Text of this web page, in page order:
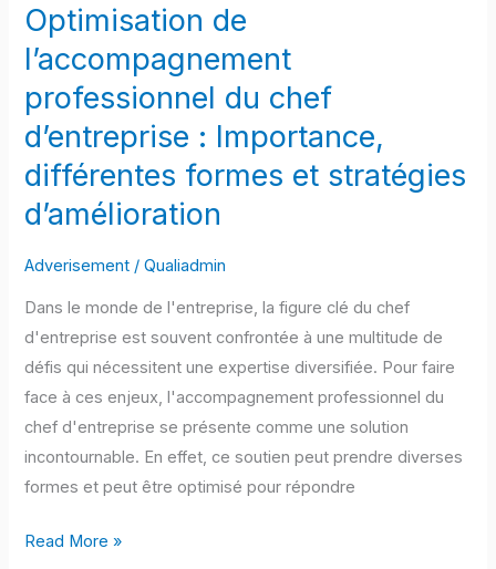
Optimisation de
l’accompagnement
professionnel du chef
d’entreprise : Importance,
différentes formes et stratégies
d’amélioration
Adverisement /Qualiadmin
Dans le monde de l'entreprise, la figure clé du chef
d'entreprise est souvent confrontée à une multitude de
défis qui nécessitent une expertise diversifiée. Pour faire
face à ces enjeux, l'accompagnement professionnel du
chef d'entreprise se présente comme une solution
incontournable. En effet, ce soutien peut prendre diverses
formes et peut être optimisé pour répondre
professionnel
du
d’entreprise
:
Importance,
différentes
formes
et
d’amélioration
Read More »